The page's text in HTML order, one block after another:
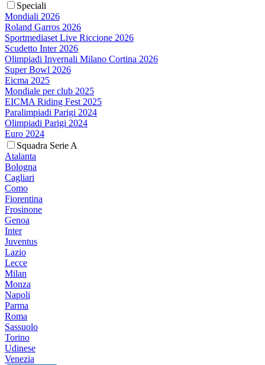
Speciali
Mondiali 2026
Roland Garros 2026
Sportmediaset Live Riccione 2026
Scudetto Inter 2026
Olimpiadi Invernali Milano Cortina 2026
Super Bowl 2026
Eicma 2025
Mondiale per club 2025
EICMA Riding Fest 2025
Paralimpiadi Parigi 2024
Olimpiadi Parigi 2024
Euro 2024
Squadra Serie A
Atalanta
Bologna
Cagliari
Como
Fiorentina
Frosinone
Genoa
Inter
Juventus
Lazio
Lecce
Milan
Monza
Napoli
Parma
Roma
Sassuolo
Torino
Udinese
Venezia